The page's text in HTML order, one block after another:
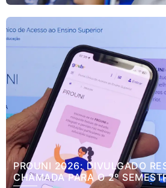
PROUNI 2026: DIVULGADO
CHAMADA PARA O 2º